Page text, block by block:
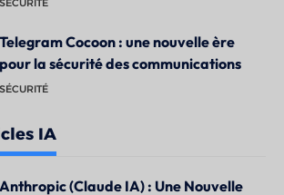
Telegram Cocoon : une nouvelle ère
pour la sécurité des communications
SÉCURITÉ
IA
Anthropic (Claude IA) : Une Nouvelle